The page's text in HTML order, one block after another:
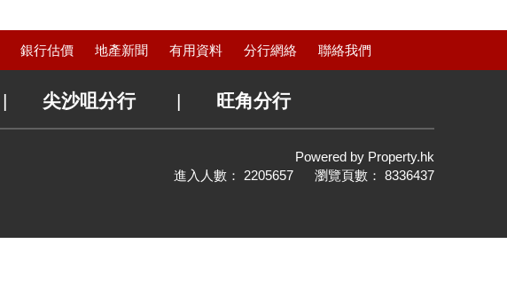
銀行估價 地產新聞 有用資料 分行網絡 聯絡我們
| 尖沙咀分行 | 旺角分行
Powered by Property.hk
進入人數： 2205657 瀏覽頁數： 8336437